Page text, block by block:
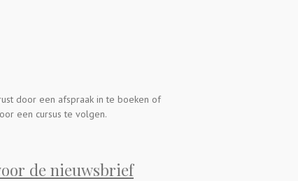
door een afspraak in te boeken of
een cursus te volgen.
de nieuwsbrief